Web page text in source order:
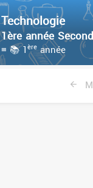
Technologie
1ère année
≡ 📚 1èreannée